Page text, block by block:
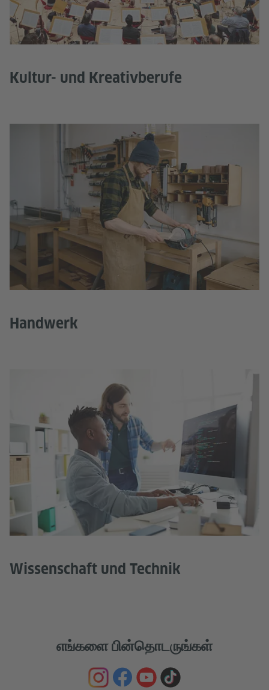
Kultur- und Kreativberufe
Handwerk
Wissenschaft und Technik
எங்களை பின்தொடருங்கள்